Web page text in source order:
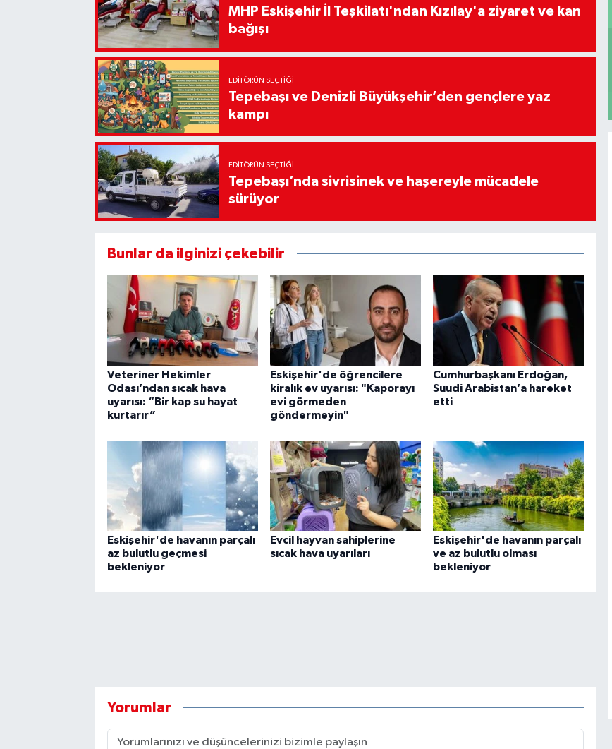
MHP Eskişehir İl Teşkilatı'ndan Kızılay'a ziyaret ve kan
bağışı
EDITÖRÜN SEÇTIĞI
Tepebaşı ve Denizli Büyükşehir’den gençlere yaz
kampı
EDITÖRÜN SEÇTIĞI
Tepebaşı’nda sivrisinek ve haşereyle mücadele
sürüyor
Bunlar da ilginizi çekebilir
Veteriner Hekimler
Odası’ndan sıcak hava
uyarısı: “Bir kap su hayat
kurtarır”
Eskişehir'de öğrencilere
kiralık ev uyarısı: "Kaporayı
evi görmeden
göndermeyin"
Cumhurbaşkanı Erdoğan,
Suudi Arabistan’a hareket
etti
Eskişehir'de havanın parçalı
az bulutlu geçmesi
bekleniyor
Evcil hayvan sahiplerine
sıcak hava uyarıları
Eskişehir'de havanın parçalı
ve az bulutlu olması
bekleniyor
Yorumlar